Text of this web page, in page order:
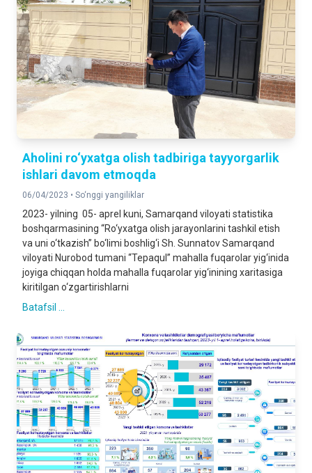
Aholini ro‘yxatga olish tadbiriga tayyorgarlik
ishlari davom etmoqda
06/04/2023 • So‘nggi yangiliklar
2023- yilning 05- aprel kuni, Samarqand viloyati statistika
boshqarmasining “Ro‘yxatga olish jarayonlarini tashkil etish
va uni o‘tkazish” bo‘limi boshlig‘i Sh. Sunnatov Samarqand
viloyati Nurobod tumani “Tepaqul” mahalla fuqarolar yig‘inida
joyiga chiqqan holda mahalla fuqarolar yig‘inining xaritasiga
kiritilgan o‘zgartirishlarni
Batafsil ...